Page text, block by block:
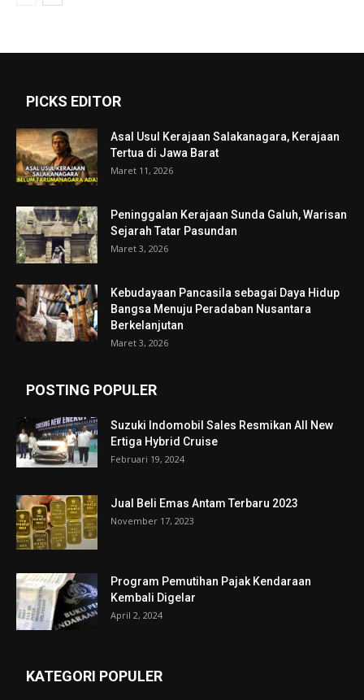
PICKS EDITOR
Asal Usul Kerajaan Salakanagara, Kerajaan
Tertua di Jawa Barat
Maret 11, 2026
Peninggalan Kerajaan Sunda Galuh, Warisan
Sejarah Tatar Pasundan
Maret 3, 2026
Kebudayaan Pancasila sebagai Daya Hidup
Bangsa Menuju Peradaban Nusantara
Berkelanjutan
Maret 3, 2026
POSTING POPULER
Suzuki Indomobil Sales Resmikan All New
Ertiga Hybrid Cruise
Februari 19, 2024
Jual Beli Emas Antam Terbaru 2023
November 17, 2023
Program Pemutihan Pajak Kendaraan
Kembali Digelar
April 2, 2024
KATEGORI POPULER